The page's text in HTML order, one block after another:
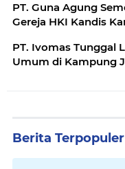
PT. Guna Agung
Gereja HKI Kandis
‎PT. Ivomas Tunggal
Umum di Kampung
Berita Terpopuler